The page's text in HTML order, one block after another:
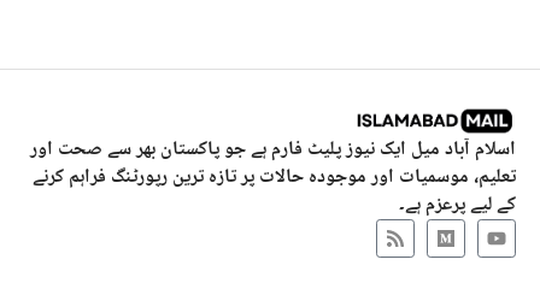
اسلام آباد میل ایک نیوز پلیٹ فارم ہے جو پاکستان بھر سے صحت اور
تعلیم، موسمیات اور موجودہ حالات پر تازہ ترین رپورٹنگ فراہم کرنے
کے لیے پرعزم ہے۔